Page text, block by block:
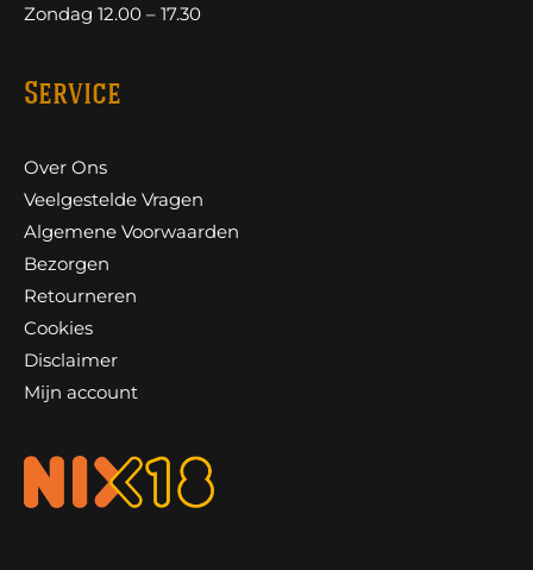
Zondag 12.00 – 17.30
Service
Over Ons
Veelgestelde Vragen
Algemene Voorwaarden
Bezorgen
Retourneren
Cookies
Disclaimer
Mijn account